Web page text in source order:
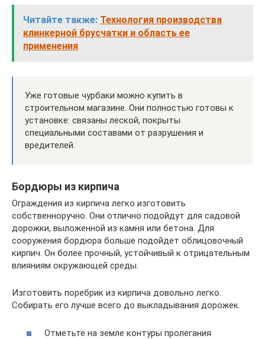
Читайте также: Технология производства
клинкерной брусчатки и область ее
применения
Уже готовые чурбаки можно купить в
строительном магазине. Они полностью готовы к
установке: связаны леской, покрыты
специальными составами от разрушения и
вредителей.
Бордюры из кирпича
Ограждения из кирпича легко изготовить
собственноручно. Они отлично подойдут для садовой
дорожки, выложенной из камня или бетона. Для
сооружения бордюра больше подойдет облицовочный
кирпич. Он более прочный, устойчивый к отрицательным
влияниям окружающей среды.
Изготовить поребрик из кирпича довольно легко.
Собирать его лучше всего до выкладывания дорожек.
Отметьте на земле контуры пролегания